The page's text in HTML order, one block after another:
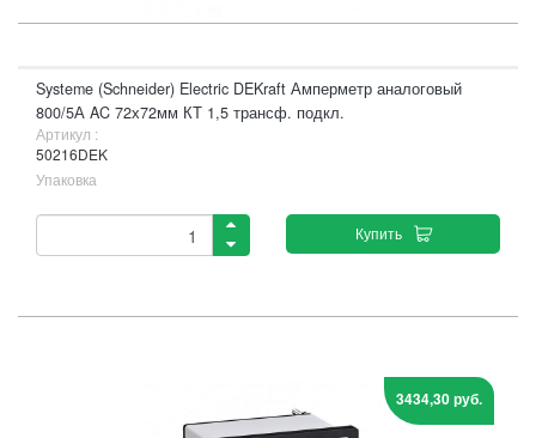
Systeme (Schneider) Electric DEKraft Амперметр аналоговый
800/5А AC 72х72мм КТ 1,5 трансф. подкл.
Артикул :
50216DEK
Упаковка
Купить
3434,30 руб.